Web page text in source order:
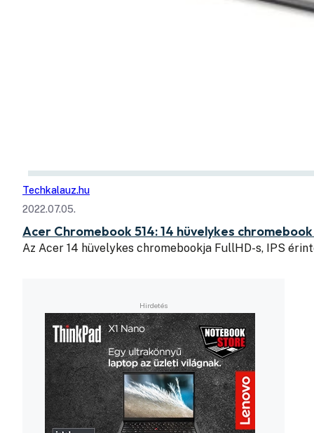
Techkalauz.hu
2022.07.05.
Acer Chromebook 514: 14 hüvelykes
Az Acer 14 hüvelykes chromebookja FullHD-s, IPS